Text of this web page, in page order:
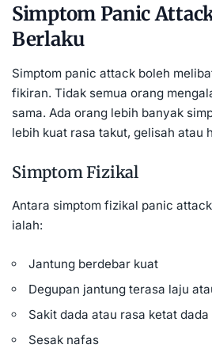
Simptom Panic
Berlaku
Simptom panic attack boleh
fikiran. Tidak semua orang
sama. Ada orang lebih banyak
lebih kuat rasa takut, gelisah atau
Simptom Fizikal
Antara simptom fizikal panic
ialah:
Jantung berdebar kuat
Degupan jantung terasa laju
Sakit dada atau rasa ketat dada
Sesak nafas